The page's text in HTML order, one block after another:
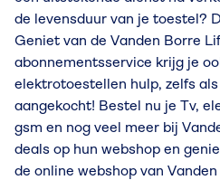
de levensduur van je toestel?
Geniet van de Vanden Borre
abonnementsservice krijg je
elektrotoestellen hulp, zelfs
aangekocht! Bestel nu je Tv,
gsm en nog veel meer bij
deals op hun webshop en
de online webshop van